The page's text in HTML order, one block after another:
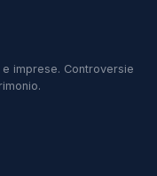
imprese. Controversie